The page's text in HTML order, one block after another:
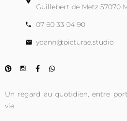
Guillebert de Metz 57070
07 60 33 04 90
yoann@picturae.studio
Un regard au quotidien, entre
vie.